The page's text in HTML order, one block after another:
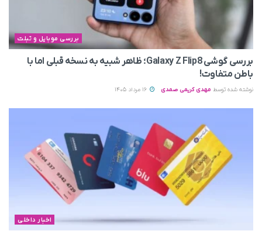
بررسی موبایل و تبلت
بررسی گوشی Galaxy Z Flip8؛ ظاهر شبیه به نسخه قبلی اما با
باطن متفاوت!
نوشته شده توسط مهدی کریمی صمدی
اخبار داخلی